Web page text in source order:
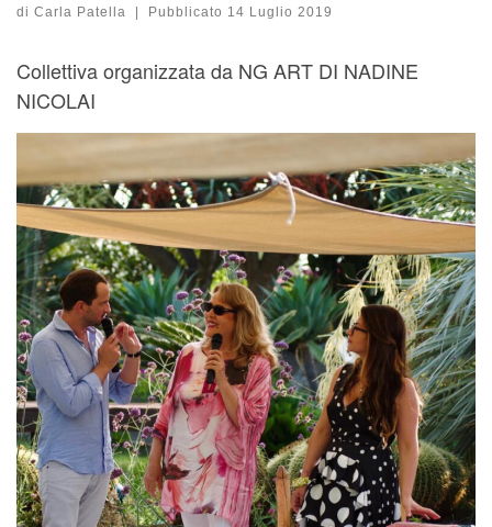
di Carla Patella | Pubblicato 14 Luglio 2019
Collettiva organizzata da NG ART DI NADINE
NICOLAI